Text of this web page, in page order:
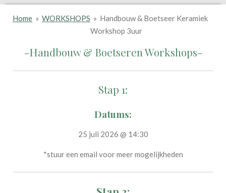
Home » WORKSHOPS » Handbouw & Boetseer Keramiek
Workshop 3uur
-Handbouw & Boetseren Workshops-
Stap 1:
Datums:
25 juli 2026 @ 14:30
*stuur een email voor meer mogelijkheden